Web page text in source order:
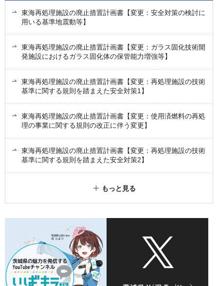
東海再処理施設の廃止措置計画書【変更：安全対策の検討に
用いる基準地震動等】
東海再処理施設の廃止措置計画書【変更：ガラス固化技術開
発施設におけるガラス固化体の保管能力増強等】
東海再処理施設の廃止措置計画書【変更：再処理施設の技術
基準に関する規則を踏まえた安全対策1】
東海再処理施設の廃止措置計画書【変更：使用済燃料の再処
理の事業に関する規則の改正に伴う変更】
東海再処理施設の廃止措置計画書【変更：再処理施設の技術
基準に関する規則を踏まえた安全対策2】
もっと見る